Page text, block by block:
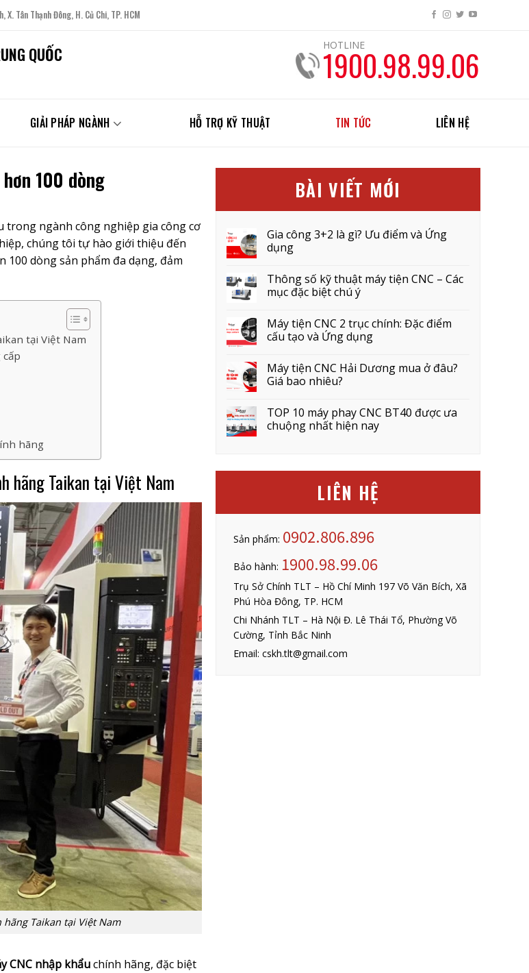
X. Tân Thạnh Đông, H. Củ Chi, TP. HCM
QUỐC HOTLINE
1900.98.99.06
GIẢI PHÁP NGÀNH HỖ TRỢ KỸ THUẬT TIN TỨC LIÊN HỆ
100 dòng
ngành công nghiệp gia công cơ
chúng tôi tự hào giới thiệu đến
100 dòng sản phẩm đa dạng, đảm
tại Việt Nam
hãng
hãng Taikan tại Việt Nam
hãng Taikan tại Việt Nam
CNC nhập khẩuchính hãng, đặc biệt
BÀI VIẾT MỚI
Gia công 3+2 là gì? Ưu điểm và Ứng
dụng
Thông số kỹ thuật máy tiện CNC – Các
mục đặc biệt chú ý
Máy tiện CNC 2 trục chính: Đặc điểm
cấu tạo và Ứng dụng
Máy tiện CNC Hải Dương mua ở đâu?
Giá bao nhiêu?
TOP 10 máy phay CNC BT40 được ưa
chuộng nhất hiện nay
LIÊN HỆ
Sản phẩm: 0902.806.896
Bảo hành: 1900.98.99.06
Trụ Sở Chính TLT – Hồ Chí Minh 197 Võ Văn Bích, Xã
Phú Hòa Đông, TP. HCM
Chi Nhánh TLT – Hà Nội Đ. Lê Thái Tổ, Phường Võ
Cường, Tỉnh Bắc Ninh
Email: cskh.tlt@gmail.com